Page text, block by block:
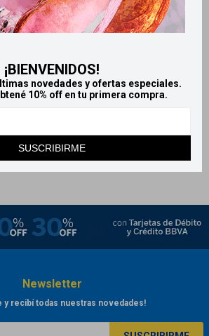
¡BIENVENIDOS!
novedades y ofertas especiales.
10% off en tu primera compra.
SUSCRIBIRME
Newsletter
y recibí todas nuestras novedades!